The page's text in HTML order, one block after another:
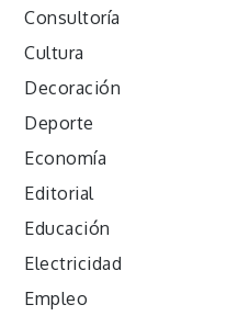
Consultoría
Cultura
Decoración
Deporte
Economía
Editorial
Educación
Electricidad
Empleo